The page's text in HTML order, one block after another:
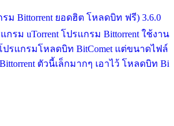
รม Bittorrent ยอดฮิต โหลดบิท ฟรี) 3.6.0
รม uTorrent โปรแกรม Bittorrent ใช้งาน
ปรแกรมโหลดบิท BitComet แต่ขนาดไฟล์
ตัวนี้เล็กมากๆ เอาไว้ โหลดบิท Bi